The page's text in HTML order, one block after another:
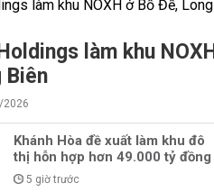
làm khu NOXH
Biên
2026
Khánh Hòa đề xuất làm khu đô
thị hỗn hợp hơn 49.000 tỷ đồng
5 giờ trước